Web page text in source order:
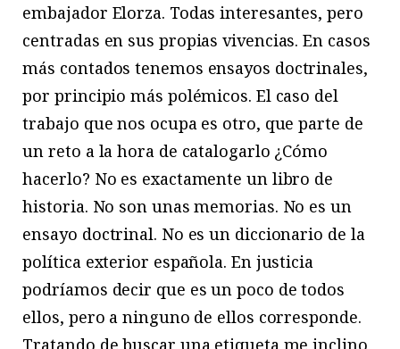
embajador Elorza. Todas interesantes, pero
centradas en sus propias vivencias. En casos
más contados tenemos ensayos doctrinales,
por principio más polémicos. El caso del
trabajo que nos ocupa es otro, que parte de
un reto a la hora de catalogarlo ¿Cómo
hacerlo? No es exactamente un libro de
historia. No son unas memorias. No es un
ensayo doctrinal. No es un diccionario de la
política exterior española. En justicia
podríamos decir que es un poco de todos
ellos, pero a ninguno de ellos corresponde.
Tratando de buscar una etiqueta me inclino